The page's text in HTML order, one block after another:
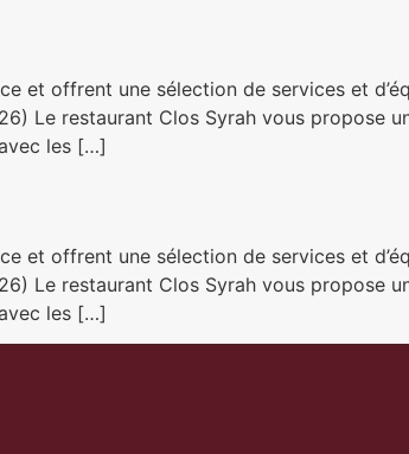
et offrent une sélection de services et
Le restaurant Clos Syrah vous propose
les […]
et offrent une sélection de services et
Le restaurant Clos Syrah vous propose
les […]